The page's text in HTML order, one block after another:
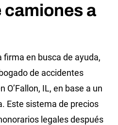
camiones a
firma en busca de ayuda,
de accidentes
IL, en base a un
Este sistema de precios
legales después